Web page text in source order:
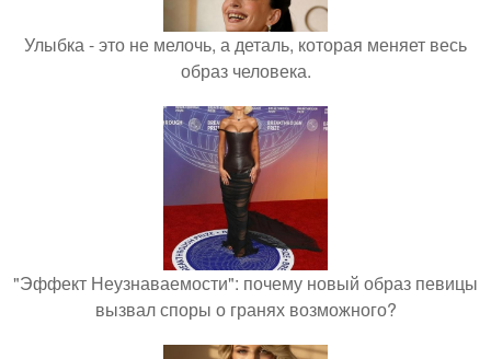
Улыбка - это не мелочь, а деталь, которая меняет весь
образ человека.
"Эффект Неузнаваемости": почему новый образ певицы
вызвал споры о гранях возможного?